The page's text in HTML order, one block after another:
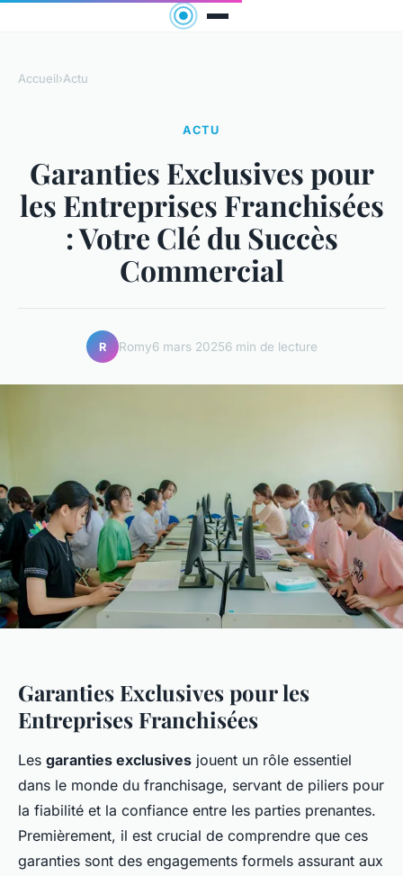
Accueil›Actu
ACTU
Garanties Exclusives pour
les Entreprises Franchisées
: Votre Clé du Succès
Commercial
R Romy6 mars 20256 min de lecture
Garanties Exclusives pour les
Entreprises Franchisées
Les garanties exclusives jouent un rôle essentiel
dans le monde du franchisage, servant de piliers pour
la fiabilité et la confiance entre les parties prenantes.
Premièrement, il est crucial de comprendre que ces
garanties sont des engagements formels assurant aux